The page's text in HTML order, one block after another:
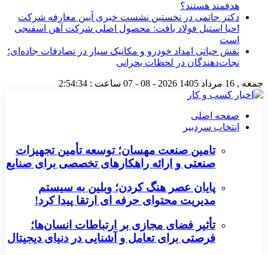
هدفمند هستند؟
دکتر حاتمی در نخستین نشست خبری آیین معارفه شرکت
احیا استیل فولاد بافت: محصول اصلی شرکت آهن اسفنجی
است
نقش حیاتی امداد خودرو و مکانیک سیار در تصادفات جاده‌ای؛
نجات‌دهندگان در لحظات بحرانی
جمعه , 16 مرداد 1405 2026 - 08 - 07 ساعت : 2:54:35
صفحه اصلی
انتخاب سردبیر
تامین صنعت مهسان؛ توسعه تأمین تجهیزات
صنعتی و ارائه راهکارهای تخصصی برای صنایع
پایان عصر هنگ کردن؛ وبلین به سیستم
مدیریت محتوای حرفه ای ارتقا پیدا کرد!
تأثیر فضای مجازی بر ارتباطات انسان‌ها؛
فرصتی برای تعامل و آشنایی در دنیای دیجیتال